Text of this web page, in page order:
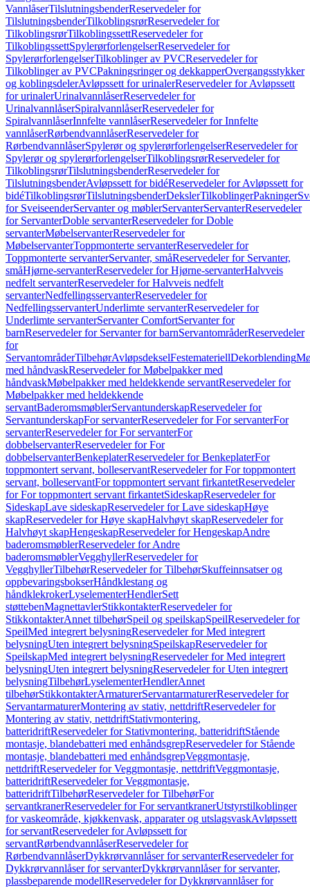
VannlåserTilslutningsbenderReservedeler for
TilslutningsbenderTilkoblingsrørReservedeler for
TilkoblingsrørTilkoblingssettReservedeler for
TilkoblingssettSpylerørforlengelserReservedeler for
SpylerørforlengelserTilkoblinger av PVCReservedeler for
Tilkoblinger av PVCPakningsringer og dekkapperOvergangsstykker
og koblingsdelerAvløpssett for urinalerReservedeler for Avløpssett
for urinalerUrinalvannlåserReservedeler for
UrinalvannlåserSpiralvannlåserReservedeler for
SpiralvannlåserInnfelte vannlåserReservedeler for Innfelte
vannlåserRørbendvannlåserReservedeler for
RørbendvannlåserSpylerør og spylerørforlengelserReservedeler for
Spylerør og spylerørforlengelserTilkoblingsrørReservedeler for
TilkoblingsrørTilslutningsbenderReservedeler for
TilslutningsbenderAvløpssett for bidéReservedeler for Avløpssett for
bidéTilkoblingsrørTilslutningsbenderDekslerTilkoblingerPakninger
for SveiseenderServanter og møblerServanterServanterReservedeler
for ServanterDoble servanterReservedeler for Doble
servanterMøbelservanterReservedeler for
MøbelservanterToppmonterte servanterReservedeler for
Toppmonterte servanterServanter, småReservedeler for Servanter,
småHjørne-servanterReservedeler for Hjørne-servanterHalvveis
nedfelt servanterReservedeler for Halvveis nedfelt
servanterNedfellingsservanterReservedeler for
NedfellingsservanterUnderlimte servanterReservedeler for
Underlimte servanterServanter ComfortServanter for
barnReservedeler for Servanter for barnServantområderReservedeler
for
ServantområderTilbehørAvløpsdekselFestemateriellDekorblending
med håndvaskReservedeler for Møbelpakker med
håndvaskMøbelpakker med heldekkende servantReservedeler for
Møbelpakker med heldekkende
servantBaderomsmøblerServantunderskapReservedeler for
ServantunderskapFor servanterReservedeler for For servanterFor
servanterReservedeler for For servanterFor
dobbelservanterReservedeler for For
dobbelservanterBenkeplaterReservedeler for BenkeplaterFor
toppmontert servant, bolleservantReservedeler for For toppmontert
servant, bolleservantFor toppmontert servant firkantetReservedeler
for For toppmontert servant firkantetSideskapReservedeler for
SideskapLave sideskapReservedeler for Lave sideskapHøye
skapReservedeler for Høye skapHalvhøyt skapReservedeler for
Halvhøyt skapHengeskapReservedeler for HengeskapAndre
baderomsmøblerReservedeler for Andre
baderomsmøblerVegghyllerReservedeler for
VegghyllerTilbehørReservedeler for TilbehørSkuffeinnsatser og
oppbevaringsbokserHåndklestang og
håndklekrokerLyselementerHendlerSett
støttebenMagnettavlerStikkontakterReservedeler for
StikkontakterAnnet tilbehørSpeil og speilskapSpeilReservedeler for
SpeilMed integrert belysningReservedeler for Med integrert
belysningUten integrert belysningSpeilskapReservedeler for
SpeilskapMed integrert belysningReservedeler for Med integrert
belysningUten integrert belysningReservedeler for Uten integrert
belysningTilbehørLyselementerHendlerAnnet
tilbehørStikkontakterArmaturerServantarmaturerReservedeler for
ServantarmaturerMontering av stativ, nettdriftReservedeler for
Montering av stativ, nettdriftStativmontering,
batteridriftReservedeler for Stativmontering, batteridriftStående
montasje, blandebatteri med enhåndsgrepReservedeler for Stående
montasje, blandebatteri med enhåndsgrepVeggmontasje,
nettdriftReservedeler for Veggmontasje, nettdriftVeggmontasje,
batteridriftReservedeler for Veggmontasje,
batteridriftTilbehørReservedeler for TilbehørFor
servantkranerReservedeler for For servantkranerUtstyrstilkoblinger
for vaskeområde, kjøkkenvask, apparater og utslagsvaskAvløpssett
for servantReservedeler for Avløpssett for
servantRørbendvannlåserReservedeler for
RørbendvannlåserDykkrørvannlåser for servanterReservedeler for
Dykkrørvannlåser for servanterDykkrørvannlåser for servanter,
plassbeparende modellReservedeler for Dykkrørvannlåser for